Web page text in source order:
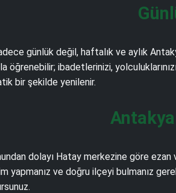
günlük değil, haftalık ve aylık
öğrenebilir; ibadetlerinizi,
bir şekilde yenilenir.
dolayı Hatay merkezine göre
yapmanız ve doğru ilçeyi bulmanız